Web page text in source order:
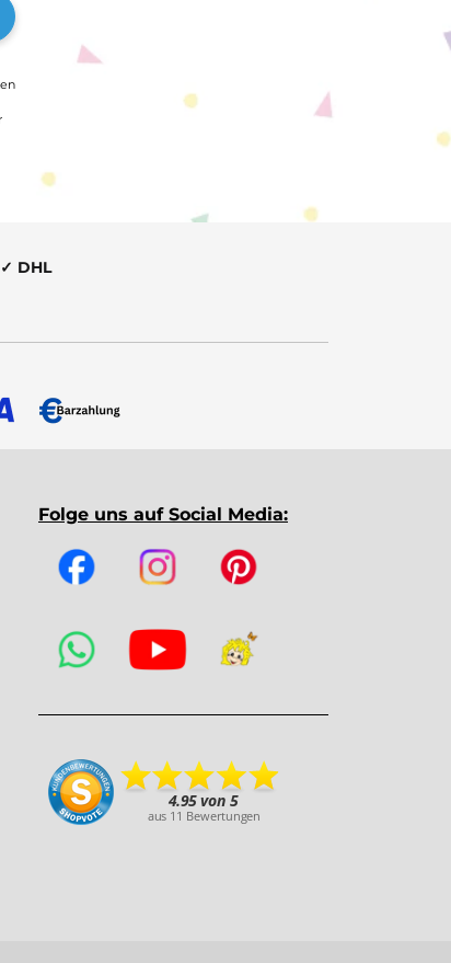
DHL
Folge uns auf Social Media: